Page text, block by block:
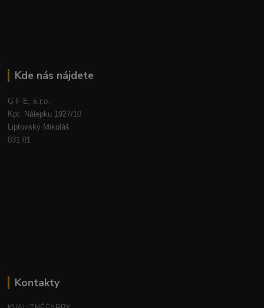
Kde nás nájdete
G F E, s.r.o.
Kpt. Nálepku 1927/10
Liptovský Mikuláš
031 01
Kontakty